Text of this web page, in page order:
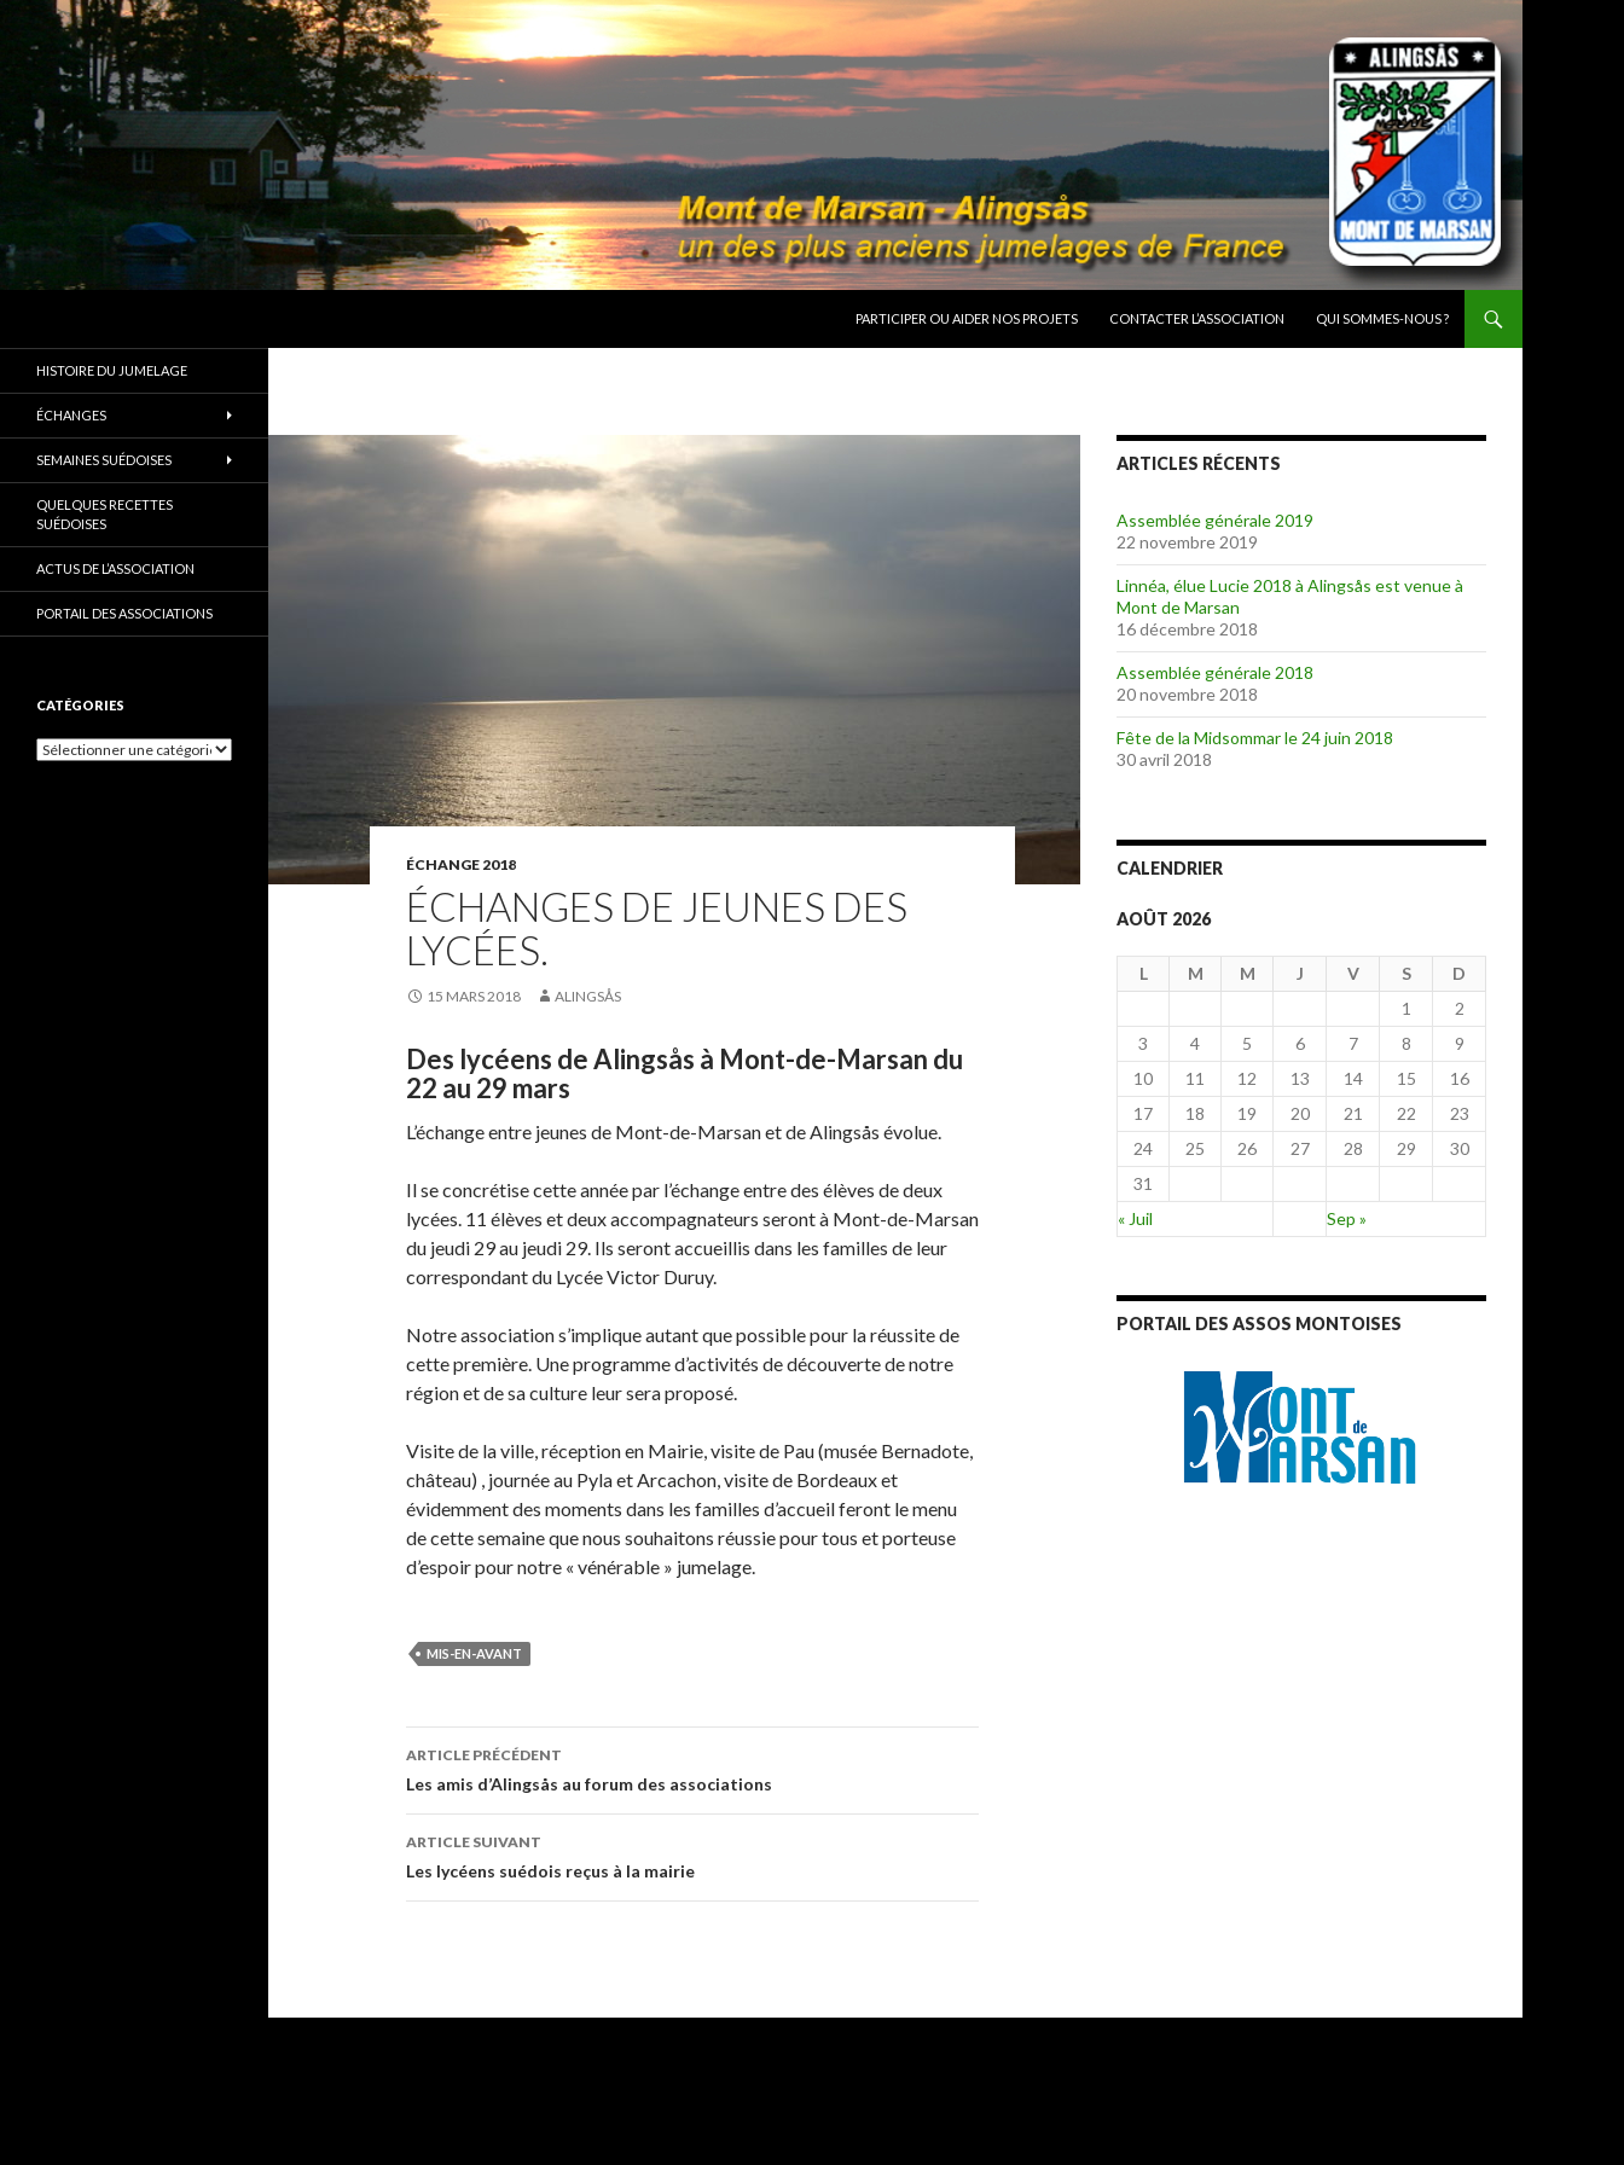
PARTICIPER OU AIDER NOS PROJETS
CONTACTER L’ASSOCIATION QUI SOMMES-NOUS ?
ÉCHANGE 2018
ÉCHANGES DE JEUNES DES
LYCÉES.
15 MARS 2018 ALINGSÅS
Des lycéens de Alingsås à Mont-de-Marsan du
22 au 29 mars
L’échange entre jeunes de Mont-de-Marsan et de Alingsås évolue.
Il se concrétise cette année par l’échange entre des élèves de deux
lycées. 11 élèves et deux accompagnateurs seront à Mont-de-Marsan
du jeudi 29 au jeudi 29. Ils seront accueillis dans les familles de leur
correspondant du Lycée Victor Duruy.
Notre association s’implique autant que possible pour la réussite de
cette première. Une programme d’activités de découverte de notre
région et de sa culture leur sera proposé.
Visite de la ville, réception en Mairie, visite de Pau (musée Bernadote,
château) , journée au Pyla et Arcachon, visite de Bordeaux et
évidemment des moments dans les familles d’accueil feront le menu
de cette semaine que nous souhaitons réussie pour tous et porteuse
d’espoir pour notre « vénérable » jumelage.
MIS-EN-AVANT
Navigation
des
articles
ARTICLE PRÉCÉDENT
Les amis d’Alingsås au forum des associations
ARTICLE SUIVANT
Les lycéens suédois reçus à la mairie
ARTICLES RÉCENTS
Assemblée générale 2019
22 novembre 2019
Linnéa, élue Lucie 2018 à Alingsås est venue à
Mont de Marsan
16 décembre 2018
Assemblée générale 2018
20 novembre 2018
Fête de la Midsommar le 24 juin 2018
30 avril 2018
CALENDRIER
AOÛT 2026
L M M J V S
D
1
2
3
4 5 6 7 8
9
10
11 12 13 14 15
16
17
18 19 20 21 22
23
24
25 26 27 28 29
30
31
« Juil
Sep »
PORTAIL DES ASSOS MONTOISES
France
HISTOIRE DU JUMELAGE
ÉCHANGES
SEMAINES SUÉDOISES
QUELQUES RECETTES
SUÉDOISES
ACTUS DE L’ASSOCIATION
PORTAIL DES ASSOCIATIONS
CATÉGORIES
C